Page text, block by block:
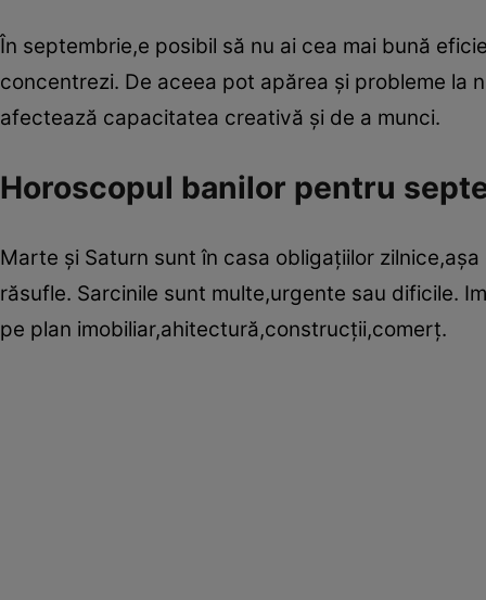
În septembrie,e posibil să nu ai cea mai bună
concentrezi. De aceea pot apărea şi probleme la
afectează capacitatea creativă şi de a munci.
Horoscopul banilor pentru
Marte şi Saturn sunt în casa obligaţiilor
răsufle. Sarcinile sunt multe,urgente sau dificile.
pe plan imobiliar,ahitectură,construcţii,comerţ.